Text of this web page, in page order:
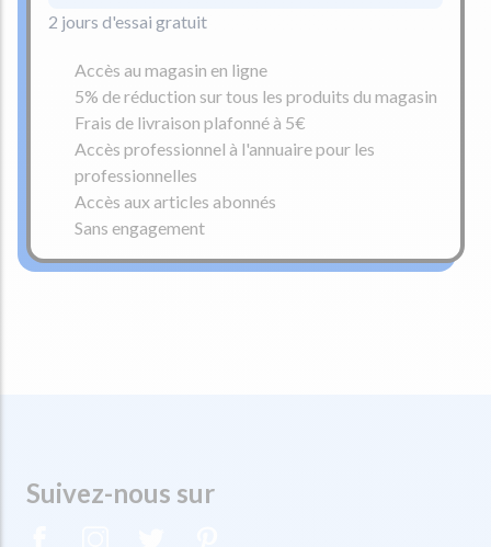
2 jours d'essai gratuit
Accès au magasin en ligne
5% de réduction sur tous les produits du magasin
Frais de livraison plafonné à 5€
Accès professionnel à l'annuaire pour les
professionnelles
Accès aux articles abonnés
Sans engagement
Suivez-nous sur